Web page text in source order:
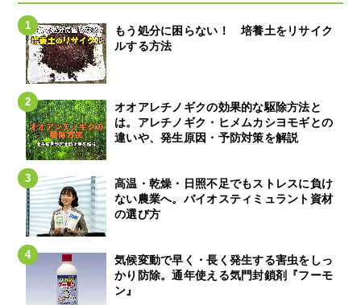
もう処分に困らない！ 培養土をリサイク
ルする方法
オオアレチノギクの効果的な駆除方法と
は。アレチノギク・ヒメムカシヨモギとの
違いや、発生原因・予防対策を解説
高温・乾燥・日照不足でもストレスに負け
ない農業へ。バイオスティミュラント資材
の選び方
気候変動で早く・長く発生する害虫をしっ
かり防除。通年使える気門封鎖剤『フーモ
ン』